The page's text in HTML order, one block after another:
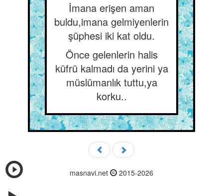
İmana erişen aman
buldu,imana gelmiyenlerin
şüphesi iki kat oldu.
Önce gelenlerin halis
küfrü kalmadı da yerini ya
müslümanlık tuttu,ya
korku..
masnavi.net 2015-2026